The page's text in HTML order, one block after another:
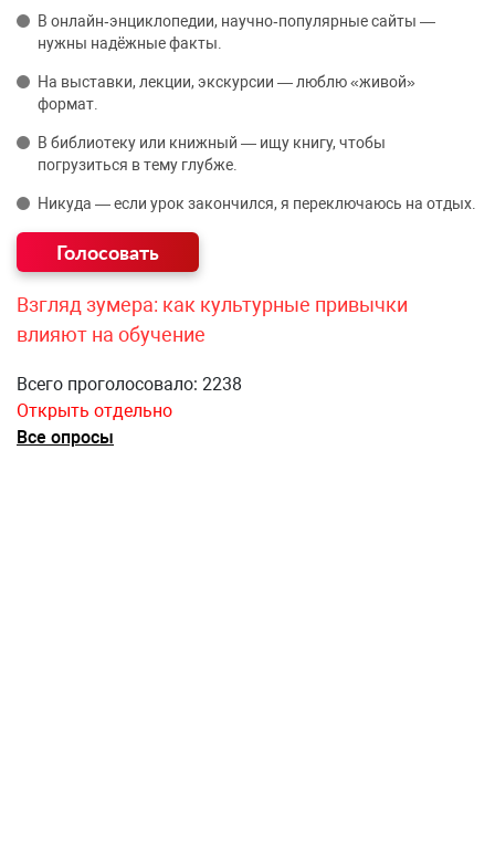
В онлайн‑энциклопедии, научно‑популярные сайты —
нужны надёжные факты.
На выставки, лекции, экскурсии — люблю «живой»
формат.
В библиотеку или книжный — ищу книгу, чтобы
погрузиться в тему глубже.
Никуда — если урок закончился, я переключаюсь на отдых.
Взгляд зумера: как культурные привычки
влияют на обучение
Всего проголосовало: 2238
Открыть отдельно
Все опросы